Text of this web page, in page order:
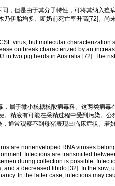
但是由于其分子特性，可将其纳入瘟
伊胎增多、断奶前死亡率升高[72]。尚
virus, but molecular characterization
outbreak characterized by an
in two pig herds in Australia [72]. The
属于微小核糖核酸病毒科。这两类病毒
精液有可能在采精过程中受到污染。公
通常观察不到母猪表现出临床症状。若
are nonenveloped RNA viruses
Infections are transmitted
during collection is possible.
a decreased libido [32]. In the sow,
In the latter case, infections may